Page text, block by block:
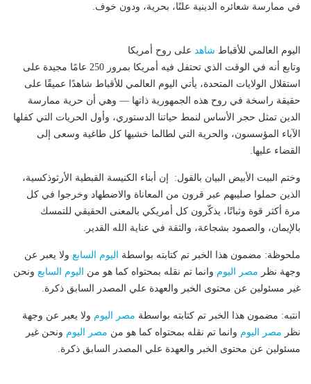
في ممارسة شعائره الدينية علنًا، بحرية، ودون خوف.
اليوم العالمي للأقباط شاهد على روح أمريكا
وتابع أنه في الوقت الذي تحتفل فيه أمريكا بمرور 250 عامًا مجيدة على
استقلال الولايات المتحدة، يأتي اليوم العالمي للأقباط شاهدًا عميقًا على
حقيقة راسخة في روح هذه الجمهورية ذاتها — وهي أن حرية ممارسة
الدين تمثل حجر الأساس لنمط حياتنا الدستوري، وأول الحريات التي كفلها
الآباء المؤسسون، والحرية التي لطالما خشيها كل طاغية وسعى إلى
القضاء عليها.
وختم البيت الأبيض البيان بالقول: إن أبناء الكنيسة القبطية الأرثوذكسية،
الذين حملوا صليبهم عبر قرون من المعاناة والاضطهاد وخرجوا في كل
مرة أكثر قوة وثباتًا، يذكّرون كل أمريكي بالمعنى الحقيقي للتمسك
بالإيمان، والصمود بشجاعة، والثقة في عناية الله القدير.
ملحوظة: مضمون هذا الخبر تم كتابته بواسطة اليوم السابع ولا يعبر عن
وجهة نظر مصر اليوم وانما تم نقله بمحتواه كما هو من اليوم السابع ونحن
غير مسئولين عن محتوى الخبر والعهدة علي المصدر السابق ذكرة.
انتبه: مضمون هذا الخبر تم كتابته بواسطة مصر اليوم ولا يعبر عن وجهة
نظر مصر اليوم وانما تم نقله بمحتواه كما هو من مصر اليوم ونحن غير
مسئولين عن محتوى الخبر والعهدة علي المصدر السابق ذكرة.